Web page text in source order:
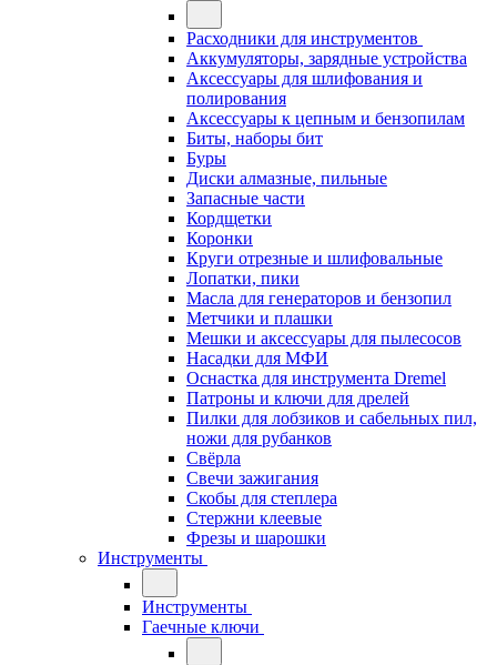
Расходники для инструментов
Аккумуляторы, зарядные устройства
Аксессуары для шлифования и
полирования
Аксессуары к цепным и бензопилам
Биты, наборы бит
Буры
Диски алмазные, пильные
Запасные части
Кордщетки
Коронки
Круги отрезные и шлифовальные
Лопатки, пики
Масла для генераторов и бензопил
Метчики и плашки
Мешки и аксессуары для пылесосов
Насадки для МФИ
Оснастка для инструмента Dremel
Патроны и ключи для дрелей
Пилки для лобзиков и сабельных пил,
ножи для рубанков
Свёрла
Свечи зажигания
Скобы для степлера
Стержни клеевые
Фрезы и шарошки
Инструменты
Инструменты
Гаечные ключи